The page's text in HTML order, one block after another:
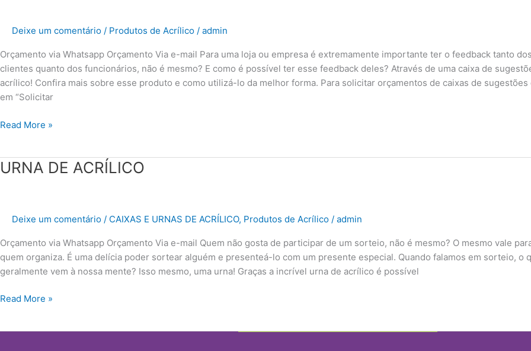
Deixe um comentário / Produtos de Acrílico / admin
Orçamento via Whatsapp Orçamento Via e-mail Para uma loja ou empresa é extremamente importante ter o feedback tanto dos
clientes quanto dos funcionários, não é mesmo? E como é possível ter esse feedback deles? Através de uma caixa de
acrílico! Confira mais sobre esse produto e como utilizá-lo da melhor forma. Para solicitar orçamentos de caixas de sugestões
em “Solicitar
Read More »
URNA DE ACRÍLICO
Deixe um comentário / CAIXAS E URNAS DE ACRÍLICO, Produtos de Acrílico / admin
Orçamento via Whatsapp Orçamento Via e-mail Quem não gosta de participar de um sorteio, não é mesmo? O mesmo vale
quem organiza. É uma delícia poder sortear alguém e presenteá-lo com um presente especial. Quando falamos em sorteio, o
geralmente vem à nossa mente? Isso mesmo, uma urna! Graças a incrível urna de acrílico é possível
URNA
Read More »